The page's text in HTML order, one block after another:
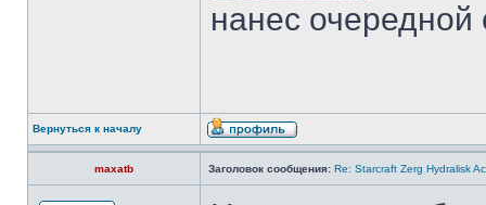
нанес очередной
Вернуться к началу
maxatb Заголовок сообщения: Re: Starcraft Zerg Hydralisk